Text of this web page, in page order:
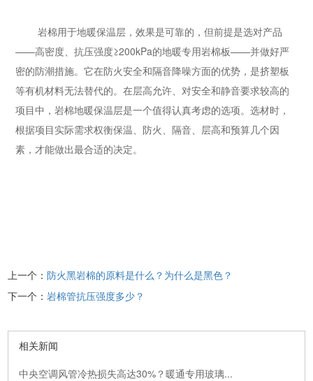
岩棉用于地暖保温层，效果是可靠的，但前提是选对产品
——高密度、抗压强度≥200kPa的地暖专用岩棉板——并做好严
密的防潮措施。它在防火安全和隔音降噪方面的优势，是挤塑板
等有机材料无法替代的。在层高允许、对安全和静音要求较高的
项目中，岩棉地暖保温层是一个值得认真考虑的选项。选材时，
根据项目实际需求权衡保温、防火、隔音、层高和预算几个因
素，才能做出最合适的决定。
上一个：防火黑岩棉的原料是什么？为什么是黑色？
下一个：岩棉管抗压强度多少？
相关新闻
中央空调风管冷热损失高达30%？暖通专用玻璃...